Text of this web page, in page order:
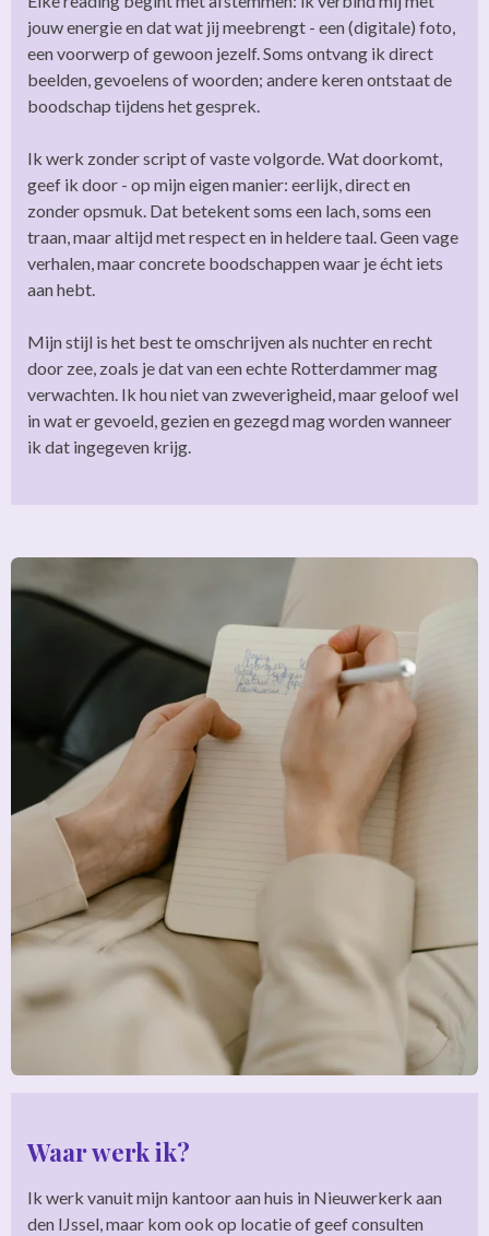
jouw energie en dat wat jij meebrengt - een (digitale) foto,
een voorwerp of gewoon jezelf. Soms ontvang ik direct
beelden, gevoelens of woorden; andere keren ontstaat de
boodschap tijdens het gesprek.
Ik werk zonder script of vaste volgorde. Wat doorkomt,
geef ik door - op mijn eigen manier: eerlijk, direct en
zonder opsmuk. Dat betekent soms een lach, soms een
traan, maar altijd met respect en in heldere taal. Geen vage
verhalen, maar concrete boodschappen waar je écht iets
aan hebt.
Mijn stijl is het best te omschrijven als nuchter en recht
door zee, zoals je dat van een echte Rotterdammer mag
verwachten. Ik hou niet van zweverigheid, maar geloof wel
in wat er gevoeld, gezien en gezegd mag worden wanneer
ik dat ingegeven krijg.
Waar werk ik?
Ik werk vanuit mijn kantoor aan huis in Nieuwerkerk aan
den IJssel, maar kom ook op locatie of geef consulten